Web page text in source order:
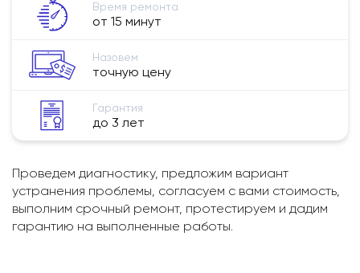
Время ремонта
от 15 минут
Назовем
точную цену
Гарантия
до 3 лет
Проведем диагностику, предложим вариант
устранения проблемы, согласуем с вами стоимость,
выполним срочный ремонт, протестируем и дадим
гарантию на выполненные работы.